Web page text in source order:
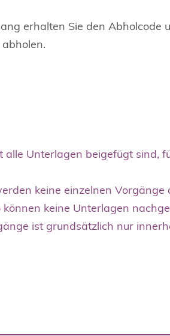
erhalten Sie den Abholcode
alle Unterlagen beigefügt sind,
keine einzelnen Vorgänge
keine Unterlagen
ist grundsätzlich nur